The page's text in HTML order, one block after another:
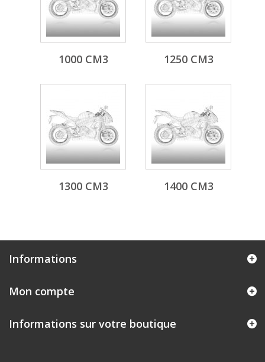
1000 CM3 1250 CM3
1300 CM3 1400 CM3
Informations
Mon compte
Informations sur votre boutique